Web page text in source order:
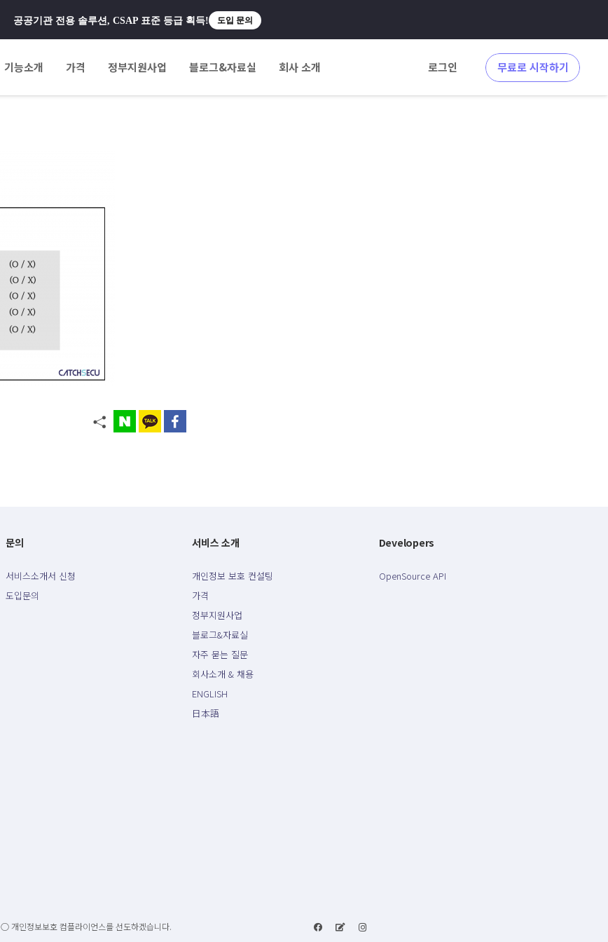
공공기관 전용 솔루션, CSAP 표준 등급 획득! 도입 문의
기능소개 가격 정부지원사업 블로그&자료실 회사 소개 로그인 무료로 시작하기
문의
서비스소개서 신청
도입문의
서비스 소개
개인정보 보호 컨설팅
가격
정부지원사업
블로그&자료실
자주 묻는 질문
회사소개 & 채용
ENGLISH
日本語
Developers
OpenSource API
○ 개인정보보호 컴플라이언스를 선도하겠습니다.